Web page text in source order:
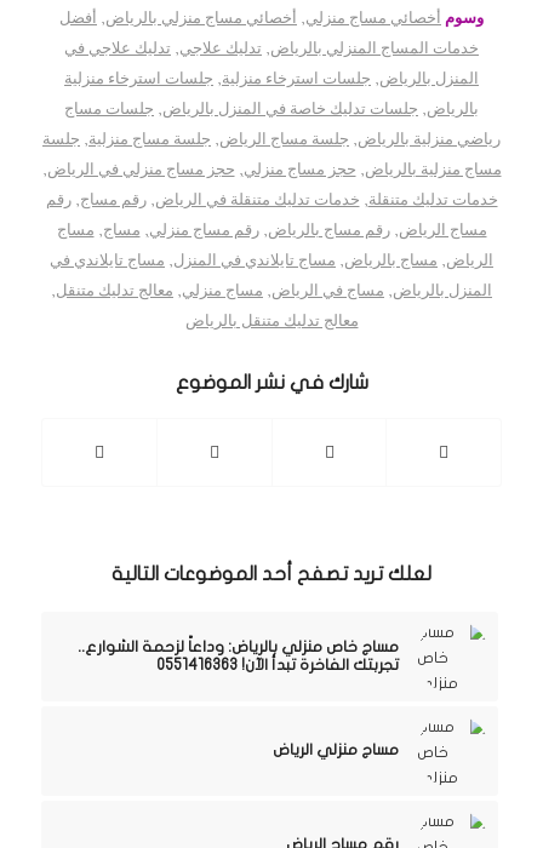
وسوم أخصائي مساج منزلي, أخصائي مساج منزلي بالرياض, أفضل
خدمات المساج المنزلي بالرياض, تدليك علاجي, تدليك علاجي في
المنزل بالرياض, جلسات استرخاء منزلية, جلسات استرخاء منزلية
بالرياض, جلسات تدليك خاصة في المنزل بالرياض, جلسات مساج
رياضي منزلية بالرياض, جلسة مساج الرياض, جلسة مساج منزلية, جلسة
مساج منزلية بالرياض, حجز مساج منزلي, حجز مساج منزلي في الرياض,
خدمات تدليك متنقلة, خدمات تدليك متنقلة في الرياض,رقم مساج,رقم
مساج الرياض,رقم مساج بالرياض,رقم مساج منزلي, مساج, مساج
الرياض, مساج بالرياض, مساج تايلاندي في المنزل, مساج تايلاندي في
المنزل بالرياض, مساج في الرياض, مساج منزلي, معالج تدليك متنقل,
معالج تدليك متنقل بالرياض
شارك في نشر الموضوع
لعلك تريد تصفح أحد الموضوعات التالية
مساج خاص منزلي بالرياض: وداعاً لزحمة الشوارع..
تجربتك الفاخرة تبدأ الآن! 0551416363
مساج منزلي الرياض
رقم مساج الرياض